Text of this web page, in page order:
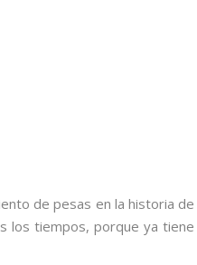
de pesas en la historia de
los tiempos, porque ya tiene